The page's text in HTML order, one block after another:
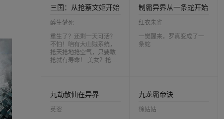
三国：从抢蔡文姬开始
醉生梦死
重生了？还剩一天可活？
不怕！咱有大山贼系统，
抢天抢地抢空气，只要敢
抢就有寿命！ 美女？抢！
宝箱，狼骑兵训练手册。
叮，恭喜宿主，成功收服
典韦，奖励钻石宝箱……
制霸异界从一条蛇开始
红衣朱雀
一觉醒来，罗真变成了一
条蛇
九劫散仙在异界
英姿
九龙霸帝诀
徐姑姑